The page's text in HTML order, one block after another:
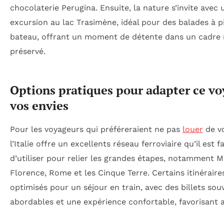
chocolaterie Perugina. Ensuite, la nature s’invite avec
excursion au lac Trasimène, idéal pour des balades à
bateau, offrant un moment de détente dans un cadre
préservé.
Options pratiques pour adapter ce
vos envies
Pour les voyageurs qui préféreraient ne pas louer de
l’Italie offre un excellents réseau ferroviaire qu’il est
d’utiliser pour relier les grandes étapes, notamment
Florence, Rome et les Cinque Terre. Certains
optimisés pour un séjour en train, avec des billets
abordables et une expérience confortable, favorisant